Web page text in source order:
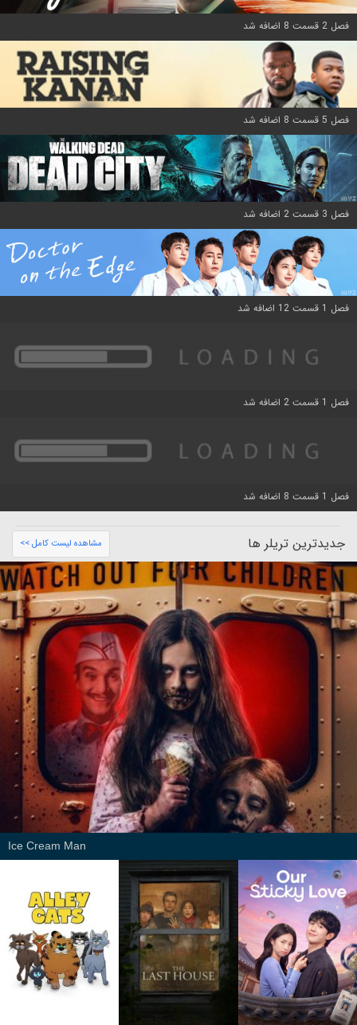
فصل 2 قسمت 8 اضافه شد
فصل 5 قسمت 8 اضافه شد
فصل 3 قسمت 2 اضافه شد
فصل 1 قسمت 12 اضافه شد
فصل 1 قسمت 2 اضافه شد
فصل 1 قسمت 8 اضافه شد
جدیدترین تریلر ها مشاهده لیست کامل >>
Ice Cream Man